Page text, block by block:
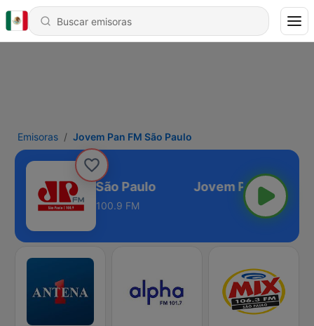
Emisoras Jovem Pan FM São Paulo
Pan FM São Paulo
100.9 FM